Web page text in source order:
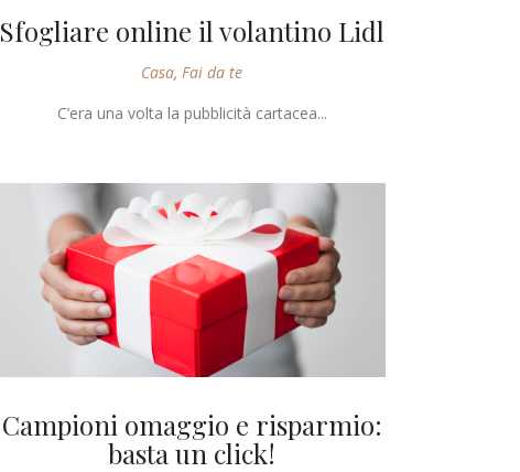
Sfogliare online il volantino Lidl
Casa, Fai da te
C’era una volta la pubblicità cartacea...
Campioni omaggio e risparmio:
basta un click!